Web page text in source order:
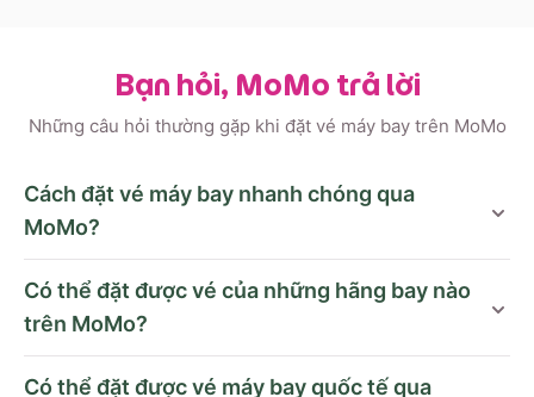
Bạn hỏi, MoMo trả lời
Những câu hỏi thường gặp khi đặt vé máy bay trên MoMo
Cách đặt vé máy bay nhanh chóng qua
MoMo?
Có thể đặt được vé của những hãng bay nào
trên MoMo?
Có thể đặt được vé máy bay quốc tế qua